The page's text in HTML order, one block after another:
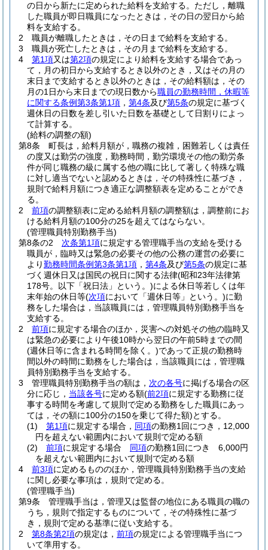
の日から新たに定められた給料を支給する。 ただし，離職
した職員が即日職員になったときは，その日の翌日から給
料を支給する。
2
職員が離職したときは，その日まで給料を支給する。
3
職員が死亡したときは，その月まで給料を支給する。
4
第1項又は第2項の規定により給料を支給する場合であっ
て，月の初日から支給するとき以外のとき，又はその月の
末日まで支給するとき以外のときは，その給料額は，その
月の1日から末日までの現日数から職員の勤務時間，休暇等
に関する条例第3条第1項 ， 第4条及び第5条の規定に基づく
週休日の日数を差し引いた日数を基礎として日割りによっ
て計算する。
(給料の調整の額)
第8条
町長は，給料月額が，職務の複雑，困難若しくは責任
の度又は勤労の強度，勤務時間，勤労環境その他の勤労条
件が同じ職務の級に属する他の職に比して著しく特殊な職
に対し適当でないと認めるときは，その特殊性に基づき，
規則で給料月額につき適正な調整額表を定めることができ
る。
2
前項の調整額表に定める給料月額の調整額は，調整前にお
ける給料月額の100分の25を超えてはならない。
(管理職員特別勤務手当)
第8条の2
次条第1項に規定する管理職手当の支給を受ける
職員が，臨時又は緊急の必要その他の公務の運営の必要に
より勤務時間条例第3条第1項 ， 第4条及び第5条の規定に基
づく週休日又は国民の祝日に関する法律(昭和23年法律第
178号。以下「祝日法」という。)による休日等若しくは年
末年始の休日等(次項において「週休日等」という。)に勤
務をした場合は，当該職員には，管理職員特別勤務手当を
支給する。
2
前項に規定する場合のほか，災害への対処その他の臨時又
は緊急の必要により午後10時から翌日の午前5時までの間
(週休日等に含まれる時間を除く。)であって正規の勤務時
間以外の時間に勤務をした場合は，当該職員には，管理職
員特別勤務手当を支給する。
3
管理職員特別勤務手当の額は， 次の各号に掲げる場合の区
分に応じ， 当該各号に定める額(前2項に規定する勤務に従
事する時間を考慮して規則で定める勤務をした職員にあっ
ては，その額に100分の150を乗じて得た額)とする。
(1)
第1項に規定する場合， 同項の勤務1回につき，12,000
円を超えない範囲内において規則で定める額
(2)
前項に規定する場合 同項の勤務1回につき 6,000円
を超えない範囲内において規則で定める額
4
前3項に定めるもののほか，管理職員特別勤務手当の支給
に関し必要な事項は，規則で定める。
(管理職手当)
第9条
管理職手当は，管理又は監督の地位にある職員の職の
うち，規則で指定するものについて，その特殊性に基づ
き，規則で定める基準に従い支給する。
2
第8条第2項の規定は， 前項の規定による管理職手当につ
いて準用する。